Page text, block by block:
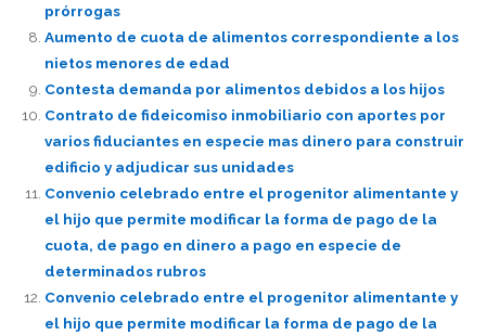
prórrogas
Aumento de cuota de alimentos correspondiente a los
nietos menores de edad
Contesta demanda por alimentos debidos a los hijos
Contrato de fideicomiso inmobiliario con aportes por
varios fiduciantes en especie mas dinero para construir
edificio y adjudicar sus unidades
Convenio celebrado entre el progenitor alimentante y
el hijo que permite modificar la forma de pago de la
cuota, de pago en dinero a pago en especie de
determinados rubros
Convenio celebrado entre el progenitor alimentante y
el hijo que permite modificar la forma de pago de la